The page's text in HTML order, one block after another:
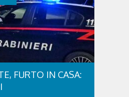
FURTO IN CASA: